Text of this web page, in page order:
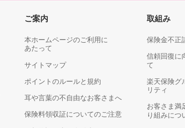
ご案内
本ホームページのご利用に
あたって
サイトマップ
ポイントのルールと規約
耳や言葉の不自由なお客さまへ
保険料領収証についてのご注意
取組み
保険金不正
信頼回復に
て
楽天保険グ
リティ
お客さま満
り組みにつ